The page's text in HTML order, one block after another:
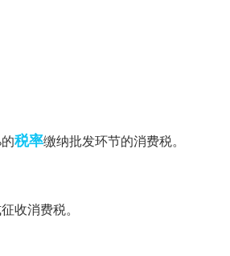
税率缴纳批发环节的消费税。
收消费税。